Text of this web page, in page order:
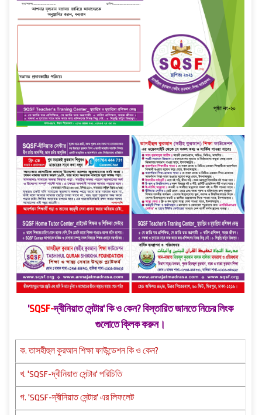
'SQSF-দ্বীনিয়াত সেন্টার' কি ও কেন? বিস্তারিত জানতে নিচের লিংক
গুলোতে ক্লিক করুন।
ক. তাসহীহুল কুরআন শিক্ষা ফাউন্ডেশন কি ও কেন?
খ. 'SQSF-দ্বীনিয়াত সেন্টার' পরিচিতি
গ. 'SQSF-দ্বীনিয়াত সেন্টার' এর লিফলেট